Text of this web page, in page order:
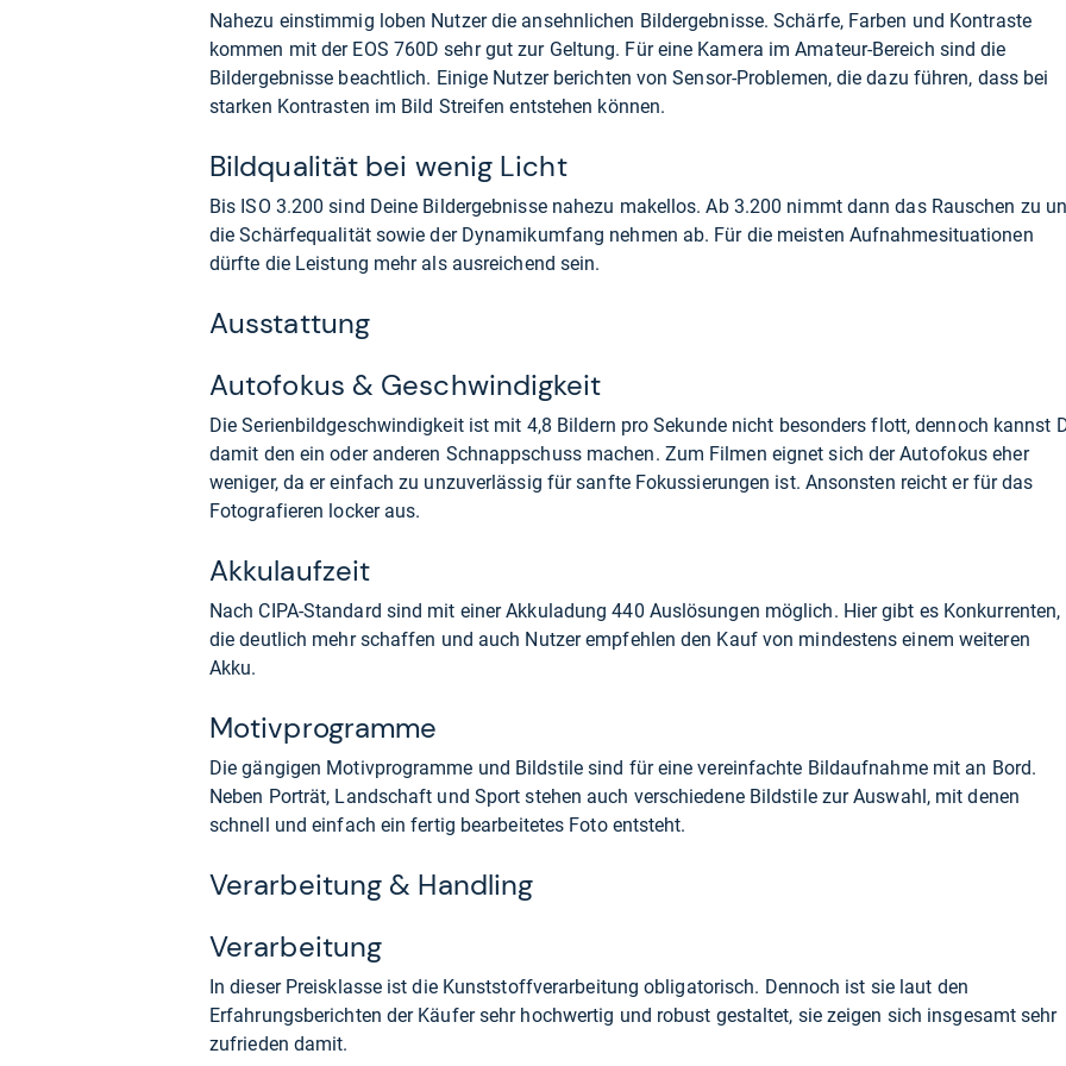
Nahezu einstimmig loben Nutzer die ansehnlichen Bildergebnisse. Schärfe, Farben und Kontraste
kommen mit der EOS 760D sehr gut zur Geltung. Für eine Kamera im Amateur-Bereich sind die
Bildergebnisse beachtlich. Einige Nutzer berichten von Sensor-Problemen, die dazu führen, dass bei
starken Kontrasten im Bild Streifen entstehen können.
Bildqualität bei wenig Licht
Bis ISO 3.200 sind Deine Bildergebnisse nahezu makellos. Ab 3.200 nimmt dann das Rauschen zu
die Schärfequalität sowie der Dynamikumfang nehmen ab. Für die meisten Aufnahmesituationen
dürfte die Leistung mehr als ausreichend sein.
Ausstattung
Autofokus & Geschwindigkeit
Die Serienbildgeschwindigkeit ist mit 4,8 Bildern pro Sekunde nicht besonders flott, dennoch kannst
damit den ein oder anderen Schnappschuss machen. Zum Filmen eignet sich der Autofokus eher
weniger, da er einfach zu unzuverlässig für sanfte Fokussierungen ist. Ansonsten reicht er für das
Fotografieren locker aus.
Akkulaufzeit
Nach CIPA-Standard sind mit einer Akkuladung 440 Auslösungen möglich. Hier gibt es Konkurrenten,
die deutlich mehr schaffen und auch Nutzer empfehlen den Kauf von mindestens einem weiteren
Akku.
Motivprogramme
Die gängigen Motivprogramme und Bildstile sind für eine vereinfachte Bildaufnahme mit an Bord.
Neben Porträt, Landschaft und Sport stehen auch verschiedene Bildstile zur Auswahl, mit denen
schnell und einfach ein fertig bearbeitetes Foto entsteht.
Verarbeitung & Handling
Verarbeitung
In dieser Preisklasse ist die Kunststoffverarbeitung obligatorisch. Dennoch ist sie laut den
Erfahrungsberichten der Käufer sehr hochwertig und robust gestaltet, sie zeigen sich insgesamt sehr
zufrieden damit.